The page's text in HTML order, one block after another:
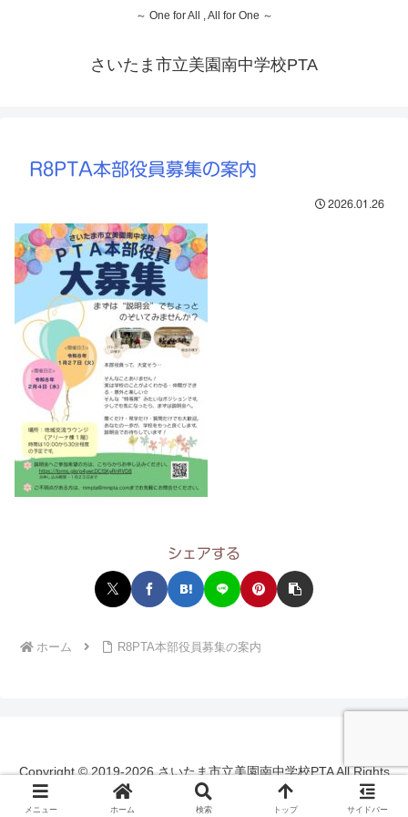
～ One for All , All for One ～
さいたま市立美園南中学校PTA
R8PTA本部役員募集の案内
2026.01.26
シェアする
ホーム R8PTA本部役員募集の案内
Copyright © 2019-2026 さいたま市立美園南中学校PTA All Rights
Reserved.
メニュー ホーム 検索 トップ サイドバー